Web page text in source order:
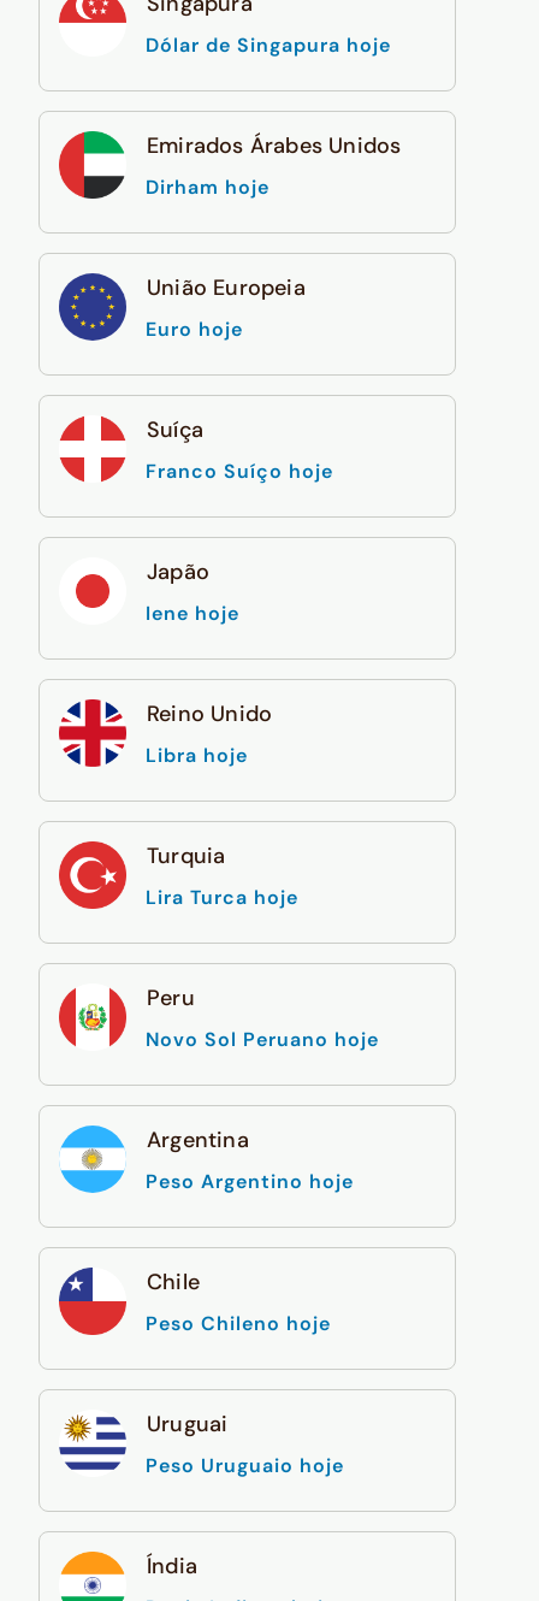
Dólar de Singapura hoje
Emirados Árabes Unidos
Dirham hoje
União Europeia
Euro hoje
Suíça
Franco Suíço hoje
Japão
Iene hoje
Reino Unido
Libra hoje
Turquia
Lira Turca hoje
Peru
Novo Sol Peruano hoje
Argentina
Peso Argentino hoje
Chile
Peso Chileno hoje
Uruguai
Peso Uruguaio hoje
Índia